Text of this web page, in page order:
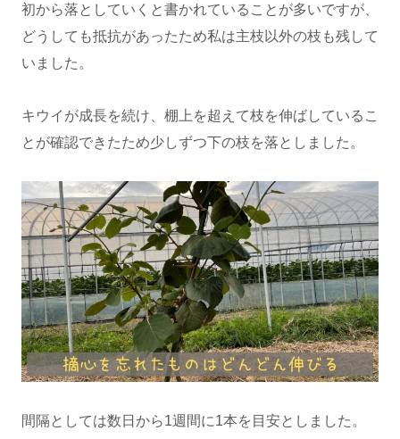
初から落としていくと書かれていることが多いですが、
どうしても抵抗があったため私は主枝以外の枝も残して
いました。
キウイが成長を続け、棚上を超えて枝を伸ばしているこ
とが確認できたため少しずつ下の枝を落としました。
間隔としては数日から1週間に1本を目安としました。